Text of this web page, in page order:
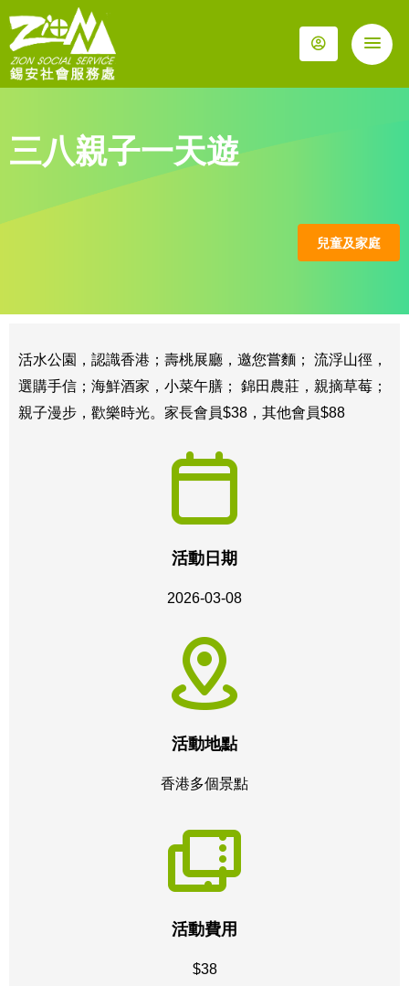
三八親子一天遊
兒童及家庭
​活水公園，認識香港；壽桃展廳，邀您嘗麵； 流浮山徑，
選購手信；海鮮酒家，小菜午膳； 錦田農莊，親摘草莓；
親子漫步，歡樂時光。家長會員$38，其他會員$88
活動日期
2026-03-08
活動地點
香港多個景點
活動費用
$38